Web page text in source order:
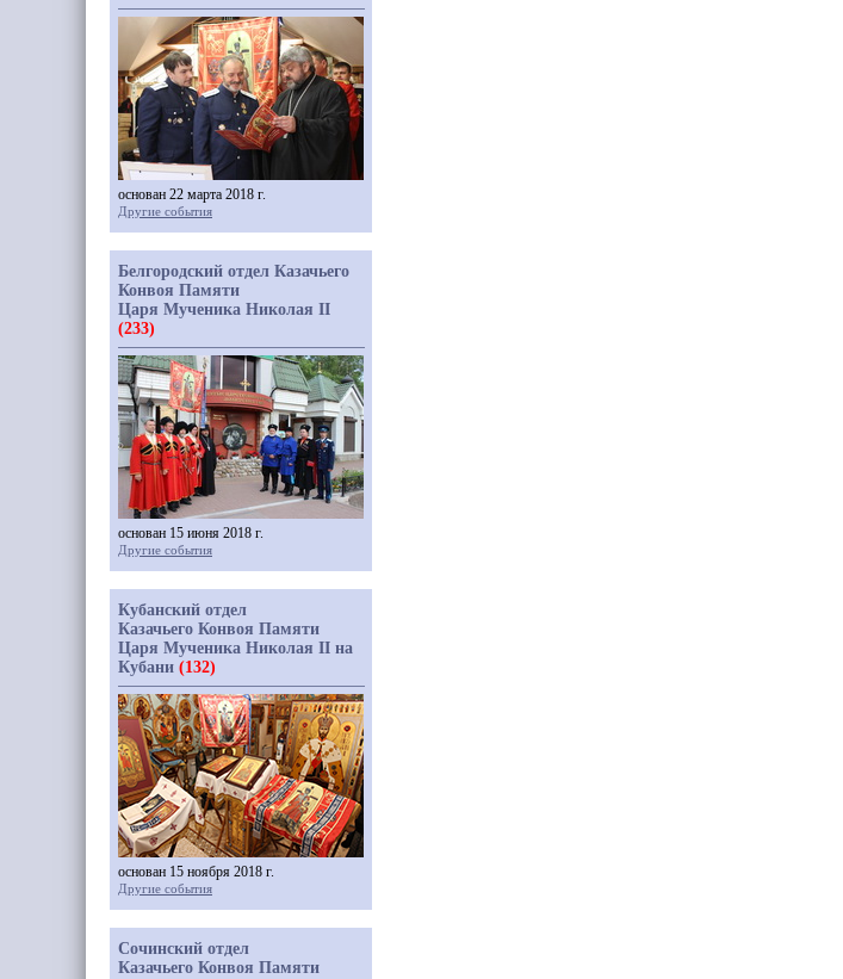
основан 22 марта 2018 г.
Другие события
Белгородский отдел Казачьего
Конвоя Памяти
Царя Мученика Николая II
(233)
основан 15 июня 2018 г.
Другие события
Кубанский отдел
Казачьего Конвоя Памяти
Царя Мученика Николая II на
Кубани (132)
основан 15 ноября 2018 г.
Другие события
Сочинский отдел
Казачьего Конвоя Памяти